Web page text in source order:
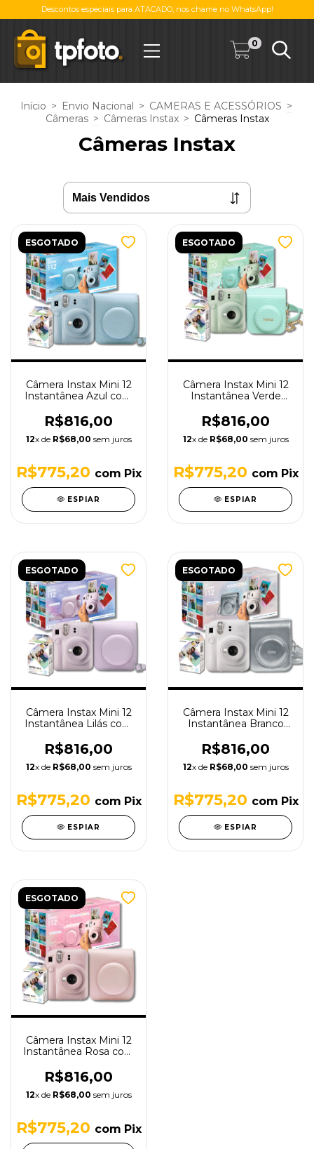
Descontos especiais para ATACADO, nos chame no WhatsApp!
0
Início > Envio Nacional > CAMERAS E ACESSÓRIOS >
Câmeras > Câmeras Instax > Câmeras Instax
Câmeras Instax
ESGOTADO
Câmera Instax Mini 12
Instantânea Azul com
R$816,00
12x de R$68,00 sem juros
R$775,20 com Pix
ESPIAR
ESGOTADO
Câmera Instax Mini 12
Instantânea Verde
R$816,00
12x de R$68,00 sem juros
R$775,20 com Pix
ESPIAR
ESGOTADO
Câmera Instax Mini 12
Instantânea Lilás com
R$816,00
12x de R$68,00 sem juros
R$775,20 com Pix
ESPIAR
ESGOTADO
Câmera Instax Mini 12
Instantânea Branco
R$816,00
12x de R$68,00 sem juros
R$775,20 com Pix
ESPIAR
ESGOTADO
Câmera Instax Mini 12
Instantânea Rosa com
R$816,00
12x de R$68,00 sem juros
R$775,20 com Pix